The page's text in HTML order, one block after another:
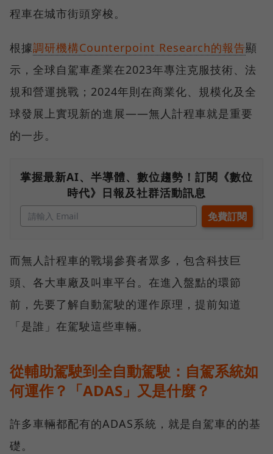
程車在城市街頭穿梭。
根據調研機構Counterpoint Research的報告顯
示，全球自駕車產業在2023年專注克服技術、法
規和營運挑戰；2024年則在商業化、規模化及全
球發展上實現新的進展——無人計程車就是重要
的一步。
掌握最新AI、半導體、數位趨勢！訂閱《數位
時代》日報及社群活動訊息
而無人計程車的戰場參賽者眾多，包含科技巨
頭、各大車廠及叫車平台。在進入盤點的環節
前，先要了解自動駕駛的運作原理，提前知道
「是誰」在駕駛這些車輛。
從輔助駕駛到全自動駕駛：自駕系統如
何運作？「ADAS」又是什麼？
許多車輛都配有的ADAS系統，就是自駕車的的基
礎。